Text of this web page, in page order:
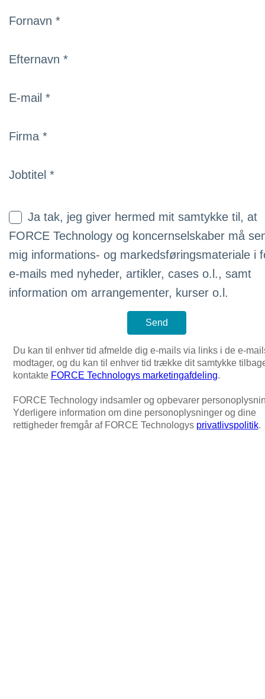
Fornavn *
Efternavn *
E-mail *
Firma *
Jobtitel *
Ja tak, jeg giver hermed mit samtykke til, at
FORCE Technology og koncernselskaber må
mig informations- og markedsføringsmateriale i
e-mails med nyheder, artikler, cases o.l., samt
information om arrangementer, kurser o.l.
Du kan til enhver tid afmelde dig e-mails via links i de e-
modtager, og du kan til enhver tid trække dit samtykke
kontakte FORCE Technologys marketingafdeling
FORCE Technology indsamler og opbevarer
Yderligere information om dine personoplysninger og dine
rettigheder fremgår af FORCE Technologys privatlivspolitik.